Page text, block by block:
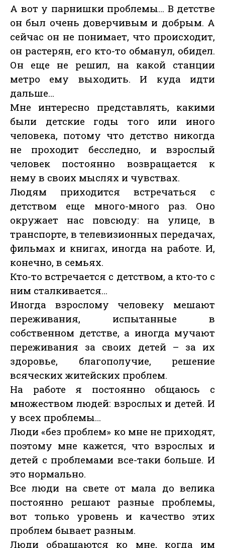
А вот у парнишки проблемы… В детстве
он был очень доверчивым и добрым. А
сейчас он не понимает, что происходит,
он растерян, его кто-то обманул, обидел.
Он еще не решил, на какой станции
метро ему выходить. И куда идти
дальше…
Мне интересно представлять, какими
были детские годы того или иного
человека, потому что детство никогда
не проходит бесследно, и взрослый
человек постоянно возвращается к
нему в своих мыслях и чувствах.
Людям приходится встречаться с
детством еще много-много раз. Оно
окружает нас повсюду: на улице, в
транспорте, в телевизионных передачах,
фильмах и книгах, иногда на работе. И,
конечно, в семьях.
Кто-то встречается с детством, а кто-то с
ним сталкивается…
Иногда взрослому человеку мешают
переживания, испытанные в
собственном детстве, а иногда мучают
переживания за своих детей – за их
здоровье, благополучие, решение
всяческих житейских проблем.
На работе я постоянно общаюсь с
множеством людей: взрослых и детей. И
у всех проблемы…
Люди «без проблем» ко мне не приходят,
поэтому мне кажется, что взрослых и
детей с проблемами все-таки больше. И
это нормально.
Все люди на свете от мала до велика
постоянно решают разные проблемы,
вот только уровень и качество этих
проблем бывает разным.
Люди обращаются ко мне, когда им